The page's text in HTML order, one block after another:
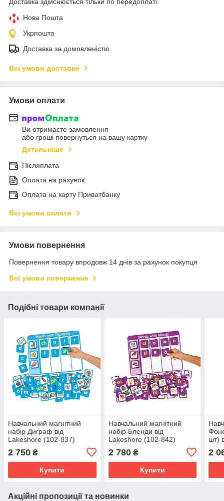
Нова Пошта
Укрпошта
Доставка за домовленістю
Всі умови доставки
Умови оплати
Ви отримаєте замовлення
або гроші повернуться на вашу картку
Детальніше
Післяплата
Оплата на рахунок
Оплата на карту Приватбанку
Всі умови оплати
Умови повернення
Повернення товару впродовж 14 днів за рахунок покупця
Всі умови повернення
Подібні товари компанії
Навчальний магнітний
набір Диграф від
Lakeshore (102-837)
2 750 ₴
Купити
Навчальний магнітний
набір Бленди від
Lakeshore (102-842)
2 780₴
Купити
шт)
2
Акційні пропозиції та новинки